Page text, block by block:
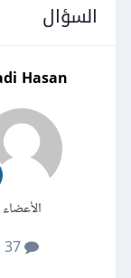
السؤال
Hasan
الأعضاء